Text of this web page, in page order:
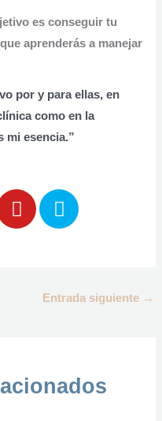
es conseguir tu
aprenderás a manejar
por y para ellas, en
como en la
mi esencia.”
Y
o
S
k
Entrada siguiente →